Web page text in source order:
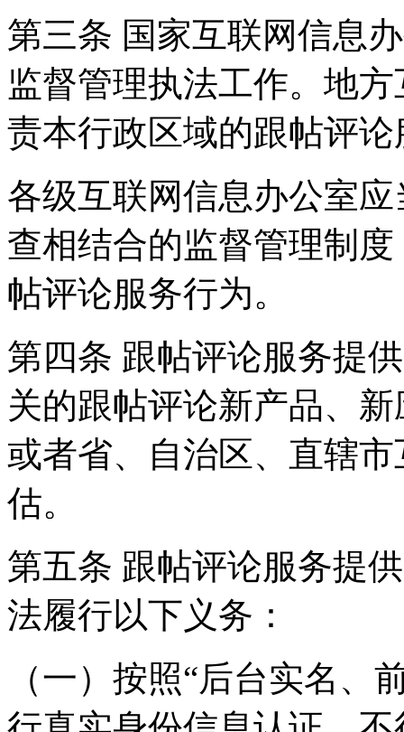
第三条 国家互联网信息
监督管理执法工作。地
责本行政区域的跟帖评
各级互联网信息办公室
查相结合的监督管理制
帖评论服务行为。
第四条 跟帖评论服务提
关的跟帖评论新产品、
或者省、自治区、直辖
估。
第五条 跟帖评论服务提
法履行以下义务：
（一）按照“后台实名、